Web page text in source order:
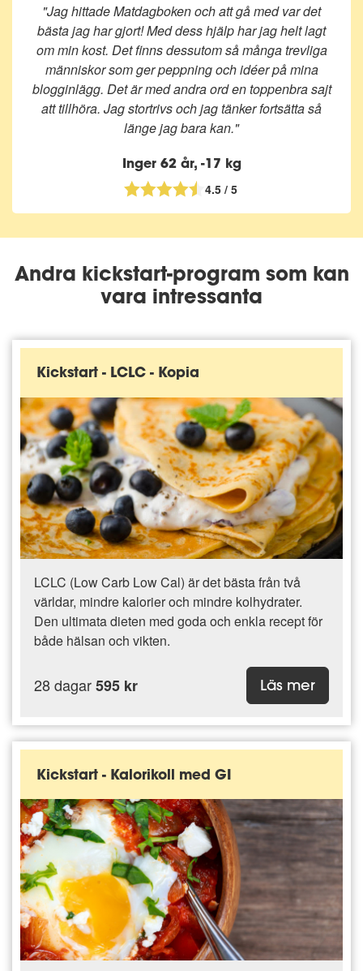
"Jag hittade Matdagboken och att gå med var det
bästa jag har gjort! Med dess hjälp har jag helt lagt
om min kost. Det finns dessutom så många trevliga
människor som ger peppning och idéer på mina
blogginlägg. Det är med andra ord en toppenbra sajt
att tillhöra. Jag stortrivs och jag tänker fortsätta så
länge jag bara kan."
Inger 62 år, -17 kg
4.5 / 5
Andra kickstart-program som kan
vara intressanta
Kickstart - LCLC - Kopia
LCLC (Low Carb Low Cal) är det bästa från två
världar, mindre kalorier och mindre kolhydrater.
Den ultimata dieten med goda och enkla recept för
både hälsan och vikten.
28 dagar595 kr Läs mer
Kickstart - Kalorikoll med GI